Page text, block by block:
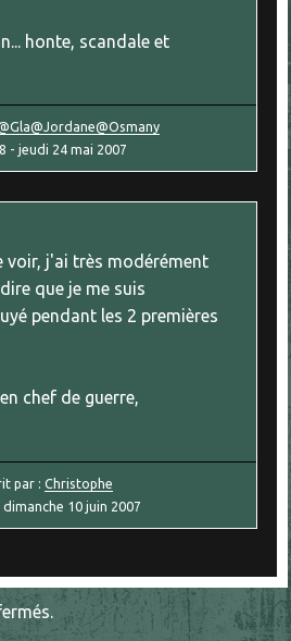
honte, scandale et
- jeudi 24 mai 2007
voir, j'ai très modérément
que je me suis
pendant les 2 premières
chef de guerre,
par : Christophe
dimanche 10 juin 2007